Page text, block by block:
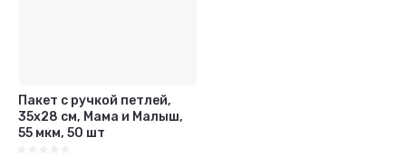
Пакет с ручкой петлей,
35х28 см, Мама и Малыш,
55 мкм, 50 шт